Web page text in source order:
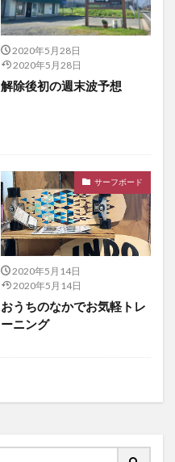
2020年5月28日
2020年5月28日
解除後初の週末波予想
サーフボード
2020年5月14日
2020年5月14日
おうちのなかでお気軽トレ
ーニング